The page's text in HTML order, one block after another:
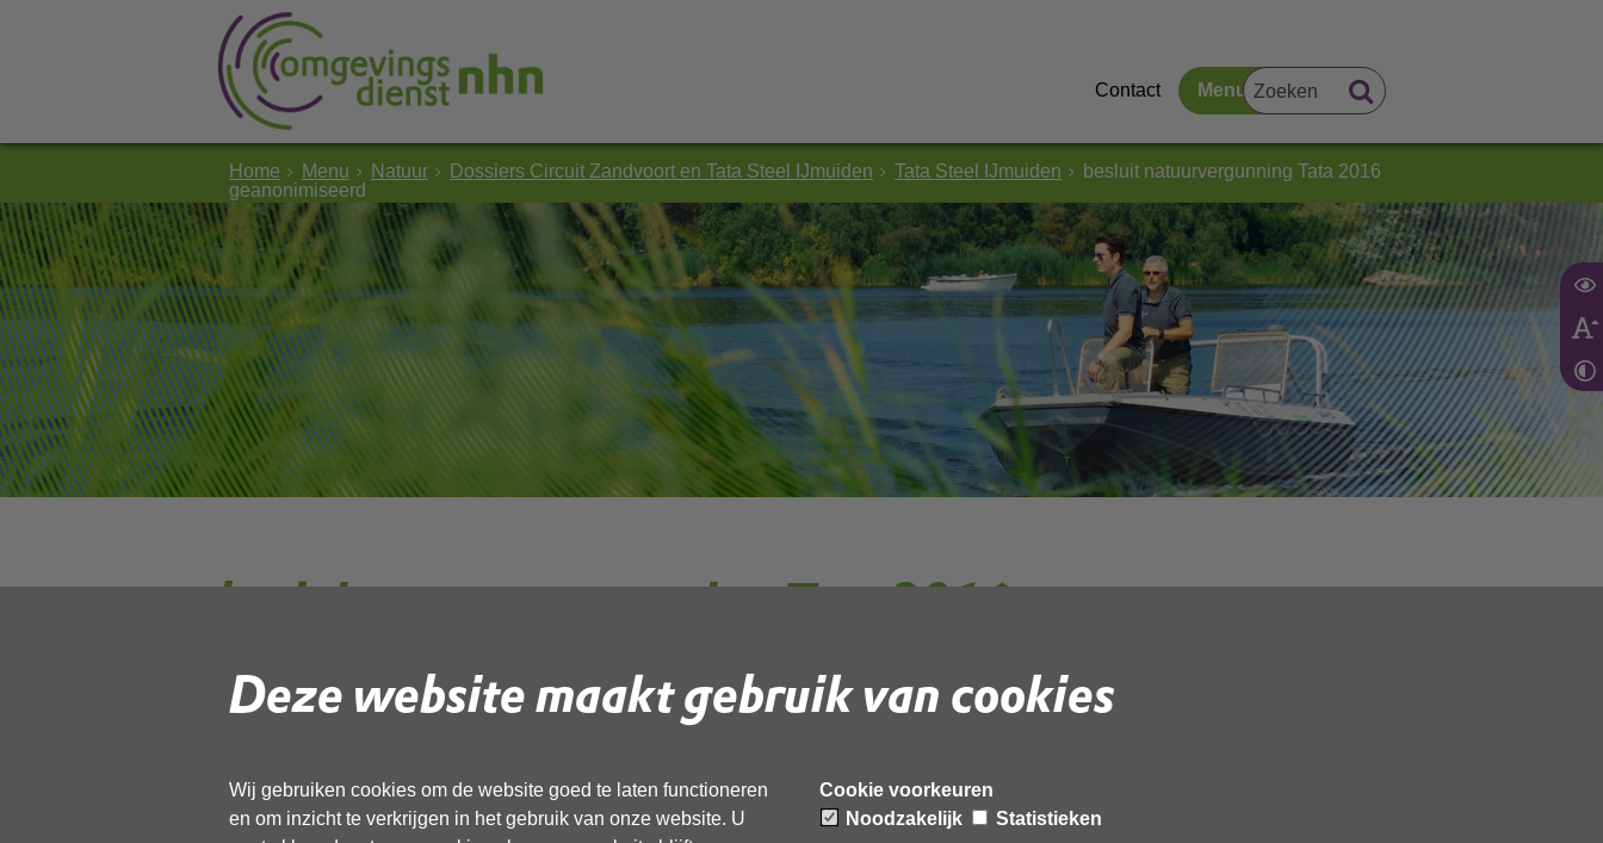
Deze website maakt gebruik van cookies
Wij gebruiken cookies om de website goed te laten functioneren
en om inzicht te verkrijgen in het gebruik van onze website. U
Cookie voorkeuren
Noodzakelijk
Statistieken
Contact Menu
Home Menu Natuur Dossiers Circuit Zandvoort en Tata Steel IJmuiden Tata Steel IJmuiden
besluit natuurvergunning Tata 2016
geanonimiseerd
besluit natuurvergunning Tata 2016
geanonimiseerd
Download ‘besluit natuurvergunning Tata 2016 geanonimiseerd’,